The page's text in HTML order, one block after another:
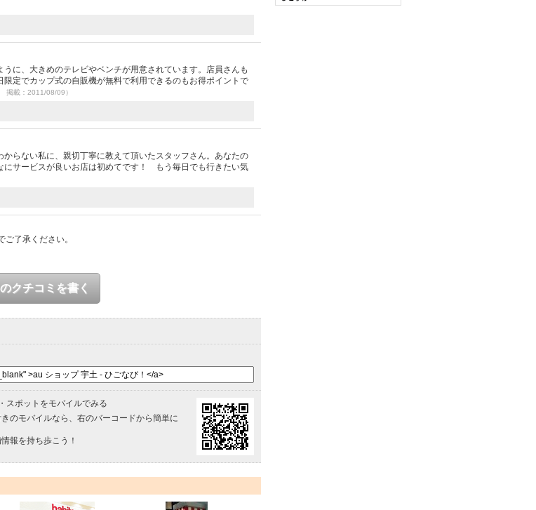
に、大きめのテレビやベンチが用意されています。店員さんも
定でカップ式の自販機が無料で利用できるのもお得ポイントで
掲載：2011/08/09）
らない私に、親切丁寧に教えて頂いたスタッフさん。あなたの
にサービスが良いお店は初めてです！ もう毎日でも行きたい気
了承ください。
クチコミを書く
スポットをモバイルでみる
のモバイルなら、右のバーコードから簡単に
報を持ち歩こう！